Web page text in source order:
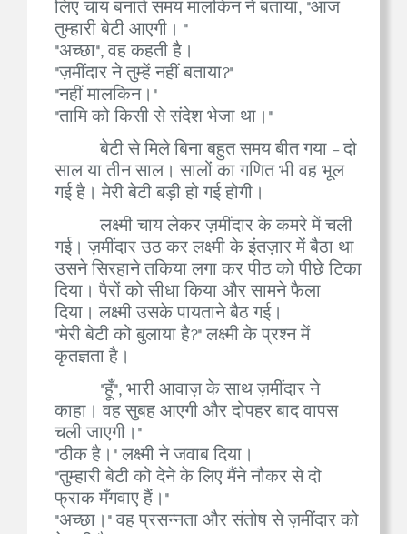
लिए चाय बनाते समय मालकिन ने बताया, "आज
तुम्हारी बेटी आएगी। "
"अच्छा", वह कहती है।
"ज़मींदार ने तुम्हें नहीं बताया?"
"नहीं मालकिन।"
"तामि को किसी से संदेश भेजा था।"
बेटी से मिले बिना बहुत समय बीत गया - दो
साल या तीन साल। सालों का गणित भी वह भूल
गई है। मेरी बेटी बड़ी हो गई होगी।
लक्ष्मी चाय लेकर ज़मींदार के कमरे में चली
गई। ज़मींदार उठ कर लक्ष्मी के इंतज़ार में बैठा था
उसने सिरहाने तकिया लगा कर पीठ को पीछे टिका
दिया। पैरों को सीधा किया और सामने फैला
दिया। लक्ष्मी उसके पायताने बैठ गई।
"मेरी बेटी को बुलाया है?" लक्ष्मी के प्रश्न में
कृतज्ञता है।
"हूँ", भारी आवाज़ के साथ ज़मींदार ने
काहा। वह सुबह आएगी और दोपहर बाद वापस
चली जाएगी।"
"ठीक है।" लक्ष्मी ने जवाब दिया।
"तुम्हारी बेटी को देने के लिए मैंने नौकर से दो
फ्राक मँगवाए हैं।"
"अच्छा।" वह प्रसन्नता और संतोष से ज़मींदार को